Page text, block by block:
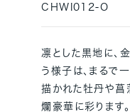
CHWI012-O
凛とした黒地に、
う様子は、まるで
描かれた牡丹や菖
爛豪華に彩ります